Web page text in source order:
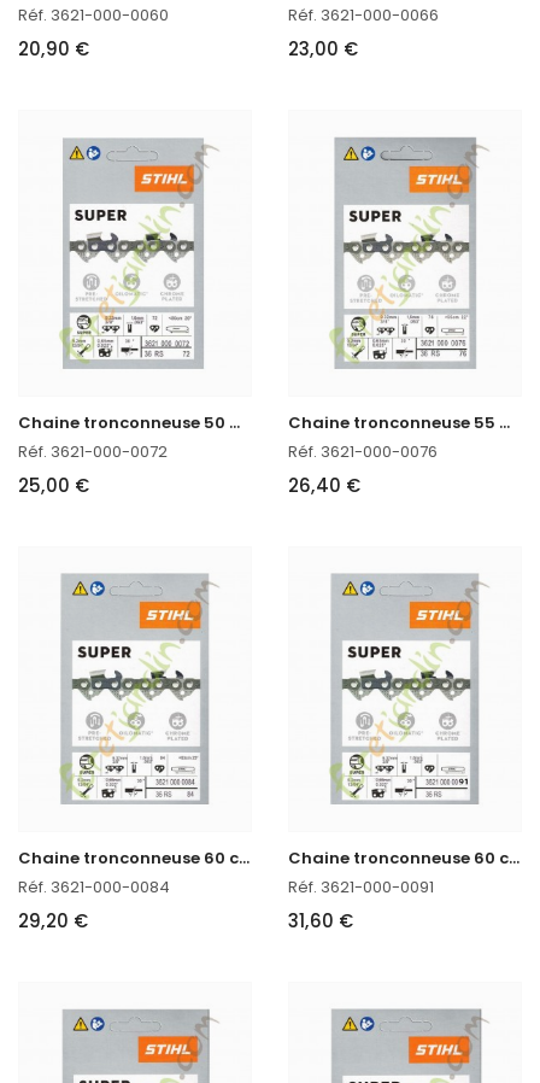
Réf. 3621-000-0060
20,90 €
Réf. 3621-000-0066
23,00 €
C
haine tronconneuse 50 CM Stihl 3621-000-0072
Réf. 3621-000-0072
25,00 €
C
haine tronconneuse 55 CM Stihl 3621-000-0076
Réf. 3621-000-0076
26,40 €
C
haine tronconneuse 60 cm Stihl 3621-000-0084
Réf. 3621-000-0084
29,20 €
C
haine tronconneuse 60 cm Stihl 3621-000-0091
Réf. 3621-000-0091
31,60 €